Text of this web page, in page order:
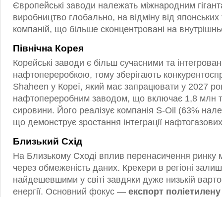
Європейські заводи належать міжнародним
виробництво глобально, на відміну від японських
компаній, що більше сконцентровані на
Північна Корея
Корейські заводи є більш сучасними та
нафтопереробкою, тому зберігають
Shaheen у Кореї, який має запрацювати у 2027
нафтопереробним заводом, що включає 1,8 млн т/
сировини. Його реалізує компанія S-Oil (63%
що демонструє зростання інтеграції нафтогазових
Близький Схід
На Близькому Сході вплив перенасичення ринку
через обмеженість даних. Крекери в регіоні
найдешевшими у світі завдяки дуже низькій
енергії. Основний фокус — експорт поліетилену